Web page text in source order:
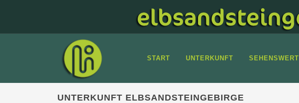
START UNTERKUNFT SEHENSWERT
UNTERKUNFT ELBSANDSTEINGEBIRGE